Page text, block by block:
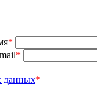
*
*
данных*